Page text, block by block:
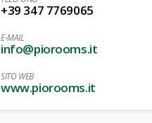
+39 347 7769065
E-MAIL
info@piorooms.it
SITO WEB
www.piorooms.it